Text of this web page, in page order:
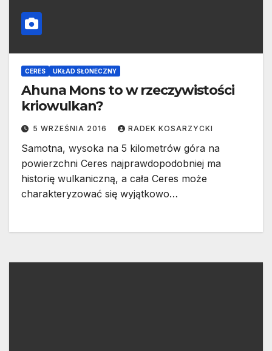
CERES UKŁAD SŁONECZNY
Ahuna Mons to w rzeczywistości
kriowulkan?
5 WRZEŚNIA 2016 RADEK KOSARZYCKI
Samotna, wysoka na 5 kilometrów góra na
powierzchni Ceres najprawdopodobniej ma
historię wulkaniczną, a cała Ceres może
charakteryzować się wyjątkowo…